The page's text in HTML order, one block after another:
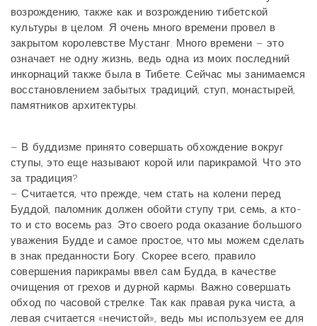
возрождению, также как и возрождению тибетской
культуры в целом. Я очень много времени провел в
закрытом королевстве Мустанг. Много времени – это
означает не одну жизнь, ведь одна из моих последний
инкорнаций также была в Тибете. Сейчас мы занимаемся
восстановлением забытых традиций, ступ, монастырей,
памятников архитектуры.
– В буддизме принято совершать обхождение вокруг
ступы, это еще называют корой или парикрамой. Что это
за традиция?
– Считается, что прежде, чем стать на колени перед
Буддой, паломник должен обойти ступу три, семь, а кто-
то и сто восемь раз. Это своего рода оказание большого
уважения Будде и самое простое, что мы можем сделать
в знак преданности Богу. Скорее всего, правило
совершения парикрамы ввел сам Будда, в качестве
очищения от грехов и дурной кармы. Важно совершать
обход по часовой стрелке. Так как правая рука чиста, а
левая считается «нечистой», ведь мы используем ее для